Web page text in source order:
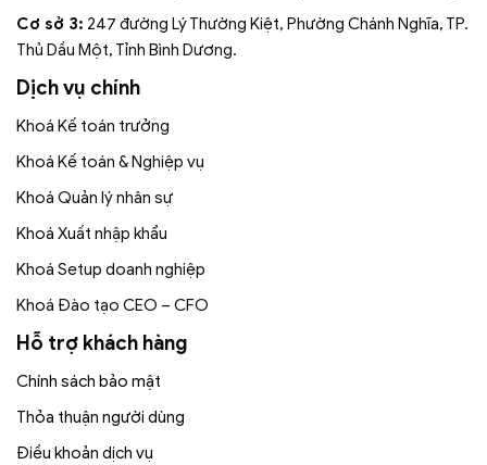
Cơ sở 3: 247 đường Lý Thường Kiệt, Phường Chánh Nghĩa, TP.
Thủ Dầu Một, Tỉnh Bình Dương.
Dịch vụ chính
Khoá Kế toán trưởng
Khoá Kế toán & Nghiệp vụ
Khoá Quản lý nhân sự
Khoá Xuất nhập khẩu
Khoá Setup doanh nghiệp
Khoá Đào tạo CEO – CFO
Hỗ trợ khách hàng
Chính sách bảo mật
Thỏa thuận người dùng
Điều khoản dịch vụ